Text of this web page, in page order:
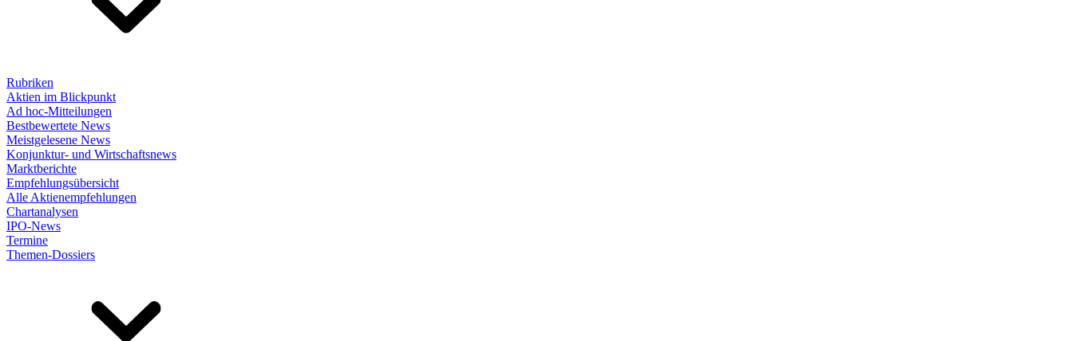
Rubriken
Aktien im Blickpunkt
Ad hoc-Mitteilungen
Bestbewertete News
Meistgelesene News
Konjunktur- und Wirtschaftsnews
Marktberichte
Empfehlungsübersicht
Alle Aktienempfehlungen
Chartanalysen
IPO-News
Termine
Themen-Dossiers